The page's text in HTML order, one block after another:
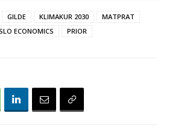
GILDE KLIMAKUR 2030
MATPRAT
ECONOMICS PRIOR